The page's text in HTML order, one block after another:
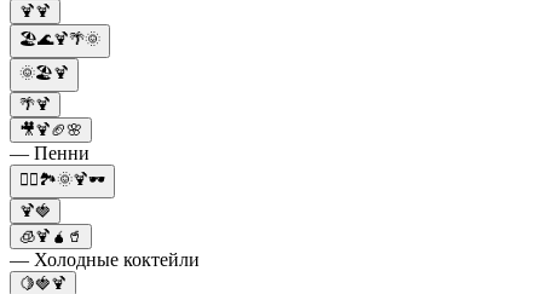
🍹🍹
🏖️🌊🍹🌴🌞
🌞🏖️🍹
🌴🍹
🎥🍹🏈🌸
— Пенни
🚴‍♀️🏞️🌞🍹🕶️
🍹🍓
🧊🍹🧉🥤
— Холодные коктейли
🍋🍓🍹